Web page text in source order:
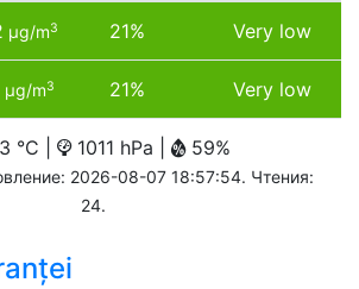
µg/m3 21% Very low
µg/m3 21% Very low
°C | 1011 hPa | 59%
2026-08-07 18:57:54. Чтения:
24.